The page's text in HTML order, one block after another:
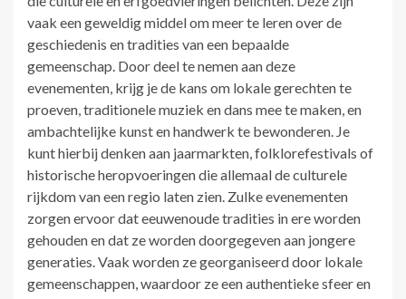
vaak een geweldig middel om meer te leren over de
geschiedenis en tradities van een bepaalde
gemeenschap. Door deel te nemen aan deze
evenementen, krijg je de kans om lokale gerechten te
proeven, traditionele muziek en dans mee te maken, en
ambachtelijke kunst en handwerk te bewonderen. Je
kunt hierbij denken aan jaarmarkten, folklorefestivals of
historische heropvoeringen die allemaal de culturele
rijkdom van een regio laten zien. Zulke evenementen
zorgen ervoor dat eeuwenoude tradities in ere worden
gehouden en dat ze worden doorgegeven aan jongere
generaties. Vaak worden ze georganiseerd door lokale
gemeenschappen, waardoor ze een authentieke sfeer en